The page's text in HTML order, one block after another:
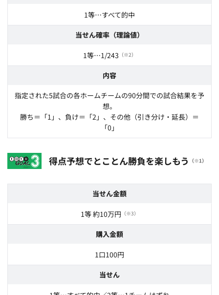
1等…すべて的中
当せん確率（理論値）
1等…1/243 （※2）
内容
指定された5試合の各ホームチームの90分間での試合結果を予
想。
勝ち＝「1」、負け＝「2」、その他（引き分け・延長）＝
「0」
得点予想でとことん勝負を楽しもう （※1）
当せん金額
1等 約10万円 （※3）
購入金額
1口100円
当せん